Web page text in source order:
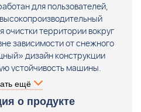
для пользователей,
очистки территории вокруг
зависимости от снежного
дизайн конструкции
устойчивость машины.
для нерегулярного
условиях с покровом
двухступенчатая система
ещё
о продукте